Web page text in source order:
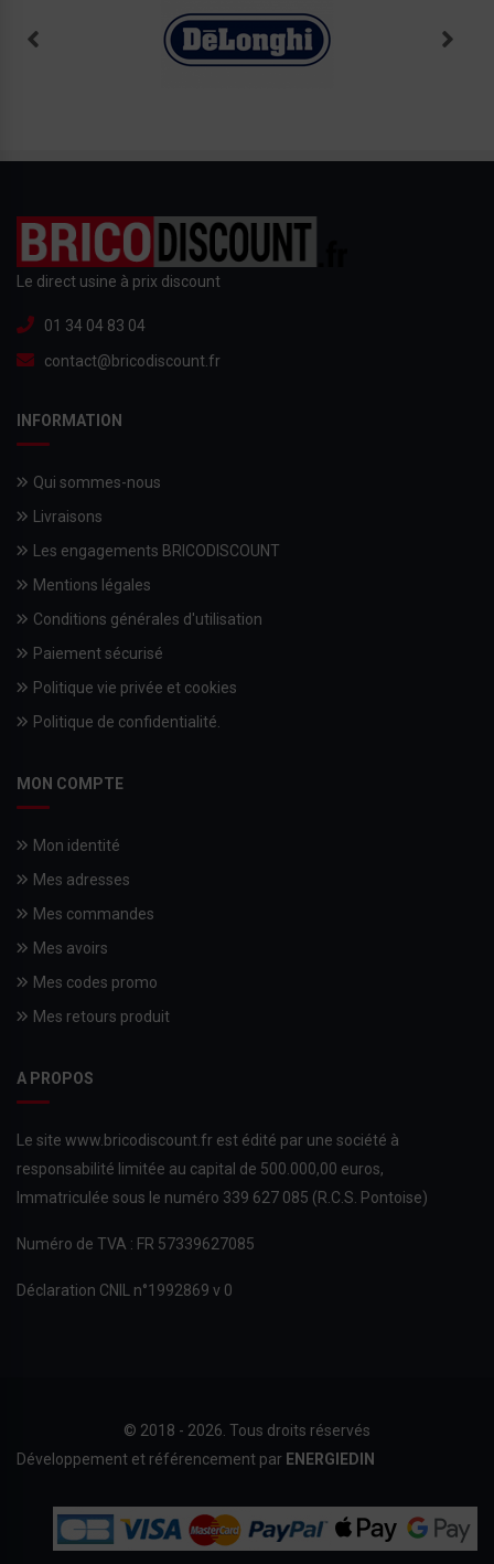
Le direct usine à prix discount
01 34 04 83 04
contact@bricodiscount.fr
INFORMATION
Qui sommes-nous
Livraisons
Les engagements BRICODISCOUNT
Mentions légales
Conditions générales d'utilisation
Paiement sécurisé
Politique vie privée et cookies
Politique de confidentialité.
MON COMPTE
Mon identité
Mes adresses
Mes commandes
Mes avoirs
Mes codes promo
Mes retours produit
A PROPOS
Le site www.bricodiscount.fr est édité par une société à
responsabilité limitée au capital de 500.000,00 euros,
Immatriculée sous le numéro 339 627 085 (R.C.S. Pontoise)
Numéro de TVA : FR 57339627085
Déclaration CNIL n°1992869 v 0
© 2018 - 2026. Tous droits réservés
Développement et référencement par ENERGIEDIN